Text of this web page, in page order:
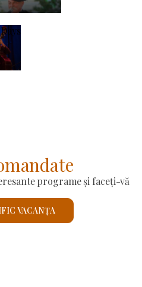
programe și faceți-vă
VACANȚA